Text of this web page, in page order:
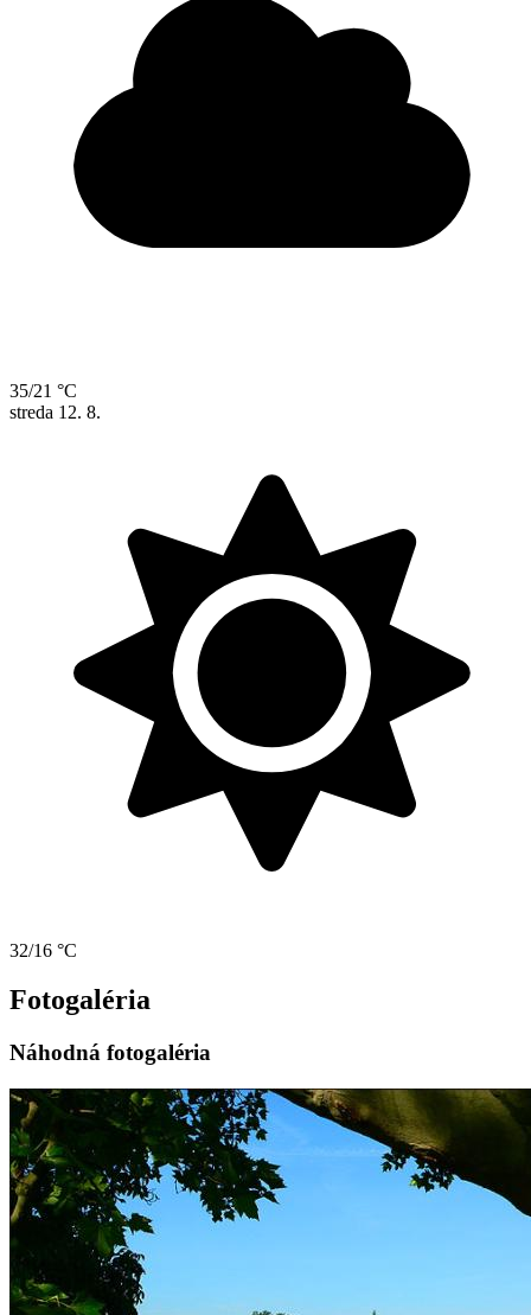
35/21 °C
streda 12. 8.
32/16 °C
Fotogaléria
Náhodná fotogaléria